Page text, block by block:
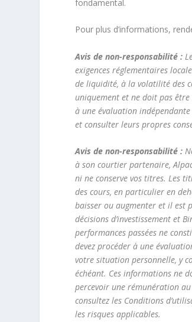
fondamental.
Pour plus d’informations,
Avis de non-responsabilité :
exigences réglementaires
de liquidité, à la volatilité des
uniquement et ne doit pas
à une évaluation
et consulter leurs propres
Avis de non-responsabilité :
à son courtier partenaire,
ni ne conserve vos titres. Les
des cours, en particulier en
baisser ou augmenter et il est
décisions d’investissement et
performances passées ne
devez procéder à une
votre situation personnelle, y
échéant. Ces informations ne
percevoir une rémunération
consultez les Conditions
les risques applicables.